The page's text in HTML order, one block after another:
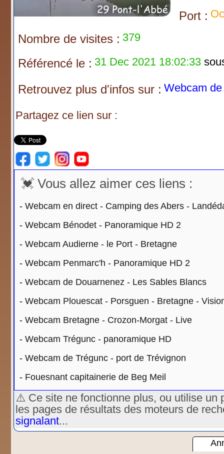
Port :
Nombre de visites : 379
Référencé le : 31 Dec 2021 18:02:33
Retrouvez plus d'infos sur : Webcam
Partagez ce lien sur :
💓 Vous allez aimer ces liens :
- Webcam en direct - Camping des Abers -
- Webcam Bénodet - Panoramique HD 2
- Webcam Audierne - le Port - Bretagne
- Webcam Penmarc'h - Panoramique HD 2
- Webcam de Douarnenez - Les Sables Blancs
- Webcam Plouescat - Porsguen - Bretagne -
- Webcam Bretagne - Crozon-Morgat - Live
- Webcam Trégunc - panoramique HD
- Webcam de Trégunc - port de Trévignon
- Fouesnant capitainerie de Beg Meil
⚠️ Ce site ne fonctionne plus, ou utilise un
les pages de résultats des moteurs de
signalant...